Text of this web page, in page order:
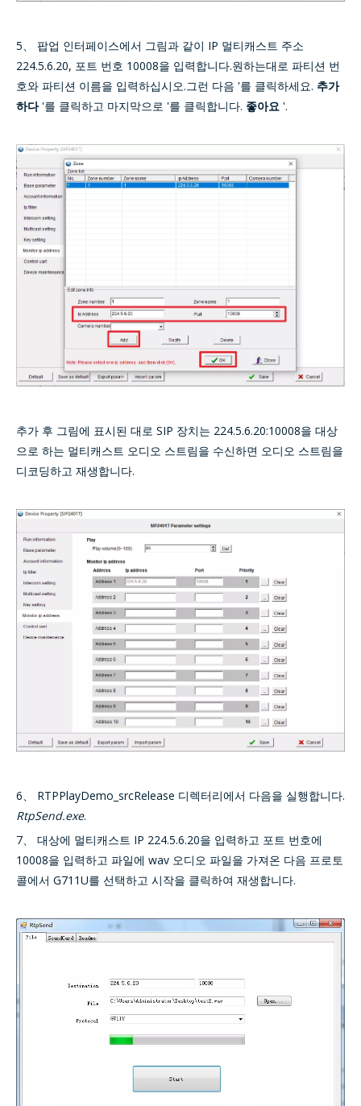
5、 팝업 인터페이스에서 그림과 같이 IP 멀티캐스트 주소
224.5.6.20, 포트 번호 10008을 입력합니다.원하는대로 파티션 번
호와 파티션 이름을 입력하십시오.그런 다음 '를 클릭하세요. 추가
하다 '를 클릭하고 마지막으로 '를 클릭합니다. 좋아요 '.
추가 후 그림에 표시된 대로 SIP 장치는 224.5.6.20:10008을 대상
으로 하는 멀티캐스트 오디오 스트림을 수신하면 오디오 스트림을
디코딩하고 재생합니다.
6、 RTPPlayDemo_srcRelease 디렉터리에서 다음을 실행합니다.
RtpSend.exe.
7、 대상에 멀티캐스트 IP 224.5.6.20을 입력하고 포트 번호에
10008을 입력하고 파일에 wav 오디오 파일을 가져온 다음 프로토
콜에서 G711U를 선택하고 시작을 클릭하여 재생합니다.